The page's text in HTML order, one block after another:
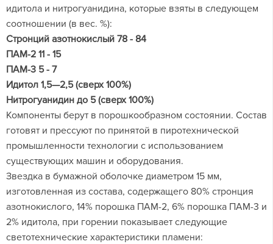
идитола и нитрогуанидина, которые взяты в следующем
соотношении (в вес. %):
Стронций азотнокислый 78 - 84
ПАМ-2 11 - 15
ПАМ-3 5 - 7
Идитол 1,5—2,5 (сверх 100%)
Нитрогуанидин до 5 (сверх 100%)
Компоненты берут в порошкообразном состоянии. Состав
готовят и прессуют по принятой в пиротехнической
промышленности технологии с использованием
существующих машин и оборудования.
Звездка в бумажной оболочке диаметром 15 мм,
изготовленная из состава, содержащего 80% стронция
азотнокислого, 14% порошка ПАМ-2, 6% порошка ПАМ-3 и
2% идитола, при горении показывает следующие
светотехнические характеристики пламени: